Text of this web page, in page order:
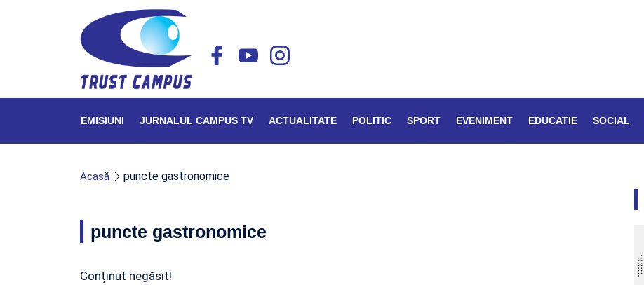
EMISIUNI JURNALUL CAMPUS TV ACTUALITATE POLITIC SPORT EVENIMENT EDUCATIE SOCIAL
Acasă puncte gastronomice
puncte gastronomice
Conținut negăsit!